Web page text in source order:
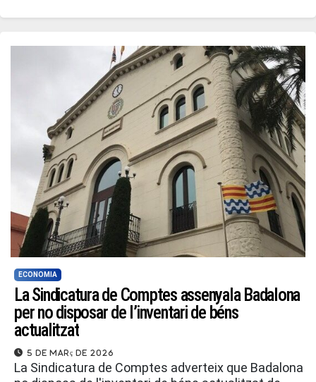
ECONOMIA
La Sindicatura de Comptes assenyala Badalona
per no disposar de l’inventari de béns
actualitzat
5 de març de 2026
La Sindicatura de Comptes adverteix que Badalona